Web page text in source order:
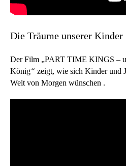
Die Träume unserer Kinder
Der Film „PART TIME KINGS –
König“ zeigt, wie sich Kinder und
Welt von Morgen wünschen .